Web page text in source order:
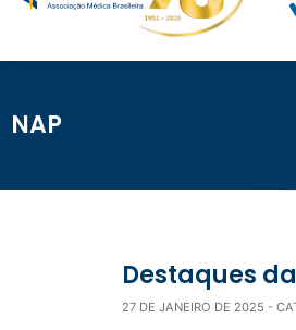
NAP
Destaques
27 DE JANEIRO DE 2025 -